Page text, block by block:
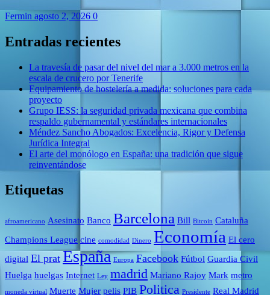
Fermin agosto 2, 2026 0
Entradas recientes
La travesía de pasar del nivel del mar a 3.000 metros en la
escala de crucero por Tenerife
Equipamiento de hostelería a medida: soluciones para cada
proyecto
Grupo IESS: la seguridad privada mexicana que combina
respaldo gubernamental y estándares internacionales
Méndez Sancho Abogados: Excelencia, Rigor y Defensa
Jurídica Integral
El arte del monólogo en España: una tradición que sigue
reinventándose
Etiquetas
afroamericano Asesinato Banco Barcelona Bill Bitcoin Cataluña
Champions League cine comodidad Dinero Economía El cero
digital El prat España Europa Facebook Fútbol Guardia Civil
Huelga huelgas Internet Ley madrid Mariano Rajoy Mark metro
moneda virtual Muerte Mujer pelis PIB Politica Presidente Real Madrid